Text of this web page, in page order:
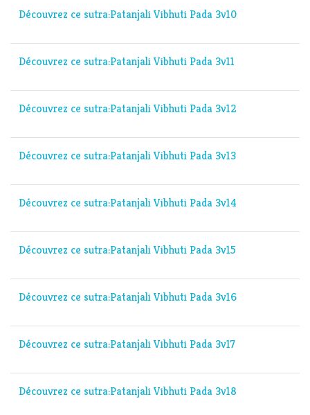
Découvrez ce sutra:Patanjali Vibhuti Pada 3v10
Découvrez ce sutra:Patanjali Vibhuti Pada 3v11
Découvrez ce sutra:Patanjali Vibhuti Pada 3v12
Découvrez ce sutra:Patanjali Vibhuti Pada 3v13
Découvrez ce sutra:Patanjali Vibhuti Pada 3v14
Découvrez ce sutra:Patanjali Vibhuti Pada 3v15
Découvrez ce sutra:Patanjali Vibhuti Pada 3v16
Découvrez ce sutra:Patanjali Vibhuti Pada 3v17
Découvrez ce sutra:Patanjali Vibhuti Pada 3v18